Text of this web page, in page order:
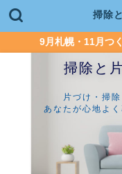
掃除
9月札幌・11月つ
掃除と
片づけ・掃
あなたが心地よ